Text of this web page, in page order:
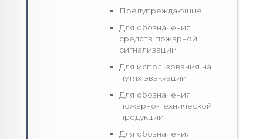
Предупреждающие
Для обозначения
средств пожарной
сигнализации
Для использования на
путях эвакуации
Для обозначения
пожарно-технической
продукции
Для обозначения